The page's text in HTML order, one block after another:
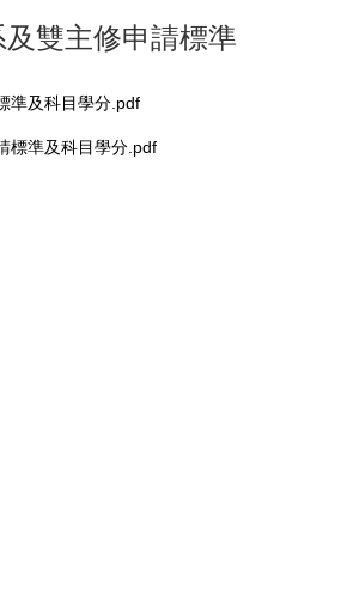
雙主修申請標準
準及科目學分.pdf
標準及科目學分.pdf